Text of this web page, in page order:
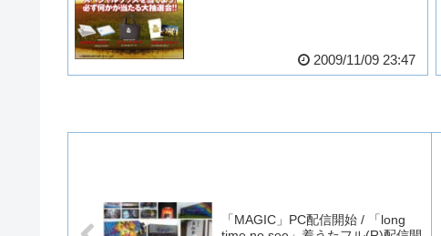
2009/11/09 23:47
「MAGIC」PC配信開始 / 「long